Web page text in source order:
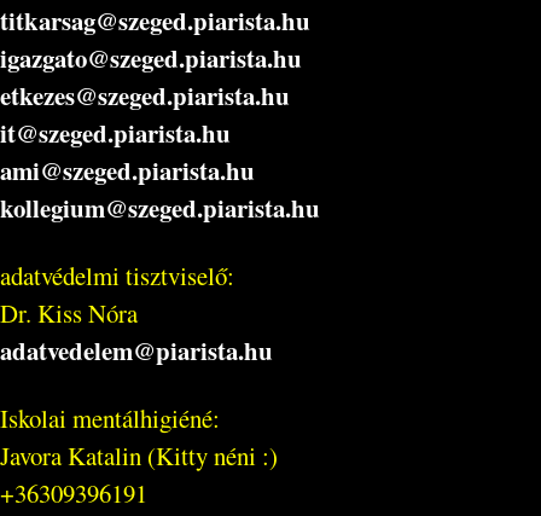
titkarsag@szeged.piarista.hu
igazgato@szeged.piarista.hu
etkezes@szeged.piarista.hu
it@szeged.piarista.hu
ami@szeged.piarista.hu
kollegium@szeged.piarista.hu
adatvédelmi tisztviselő:
Dr. Kiss Nóra
adatvedelem@piarista.hu
Iskolai mentálhigiéné:
Javora Katalin (Kitty néni :)
+36309396191